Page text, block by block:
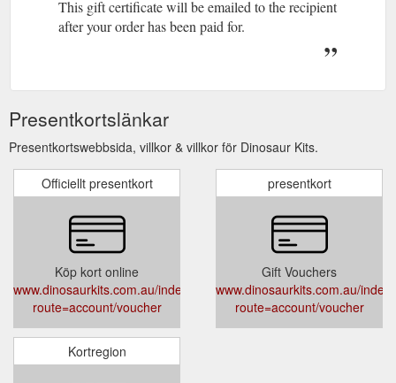
This gift certificate will be emailed to the recipient
after your order has been paid for.
Presentkortslänkar
Presentkortswebbsida, villkor & villkor för Dinosaur Kits.
Officiellt presentkort
Köp kort online
www.dinosaurkits.com.au/index.php?
route=account/voucher
presentkort
Gift Vouchers
www.dinosaurkits.com.au/
route=account/voucher
Kortregion